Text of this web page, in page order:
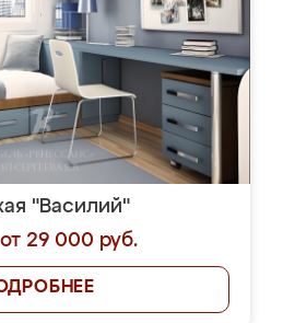
"Василий"
29 000 руб.